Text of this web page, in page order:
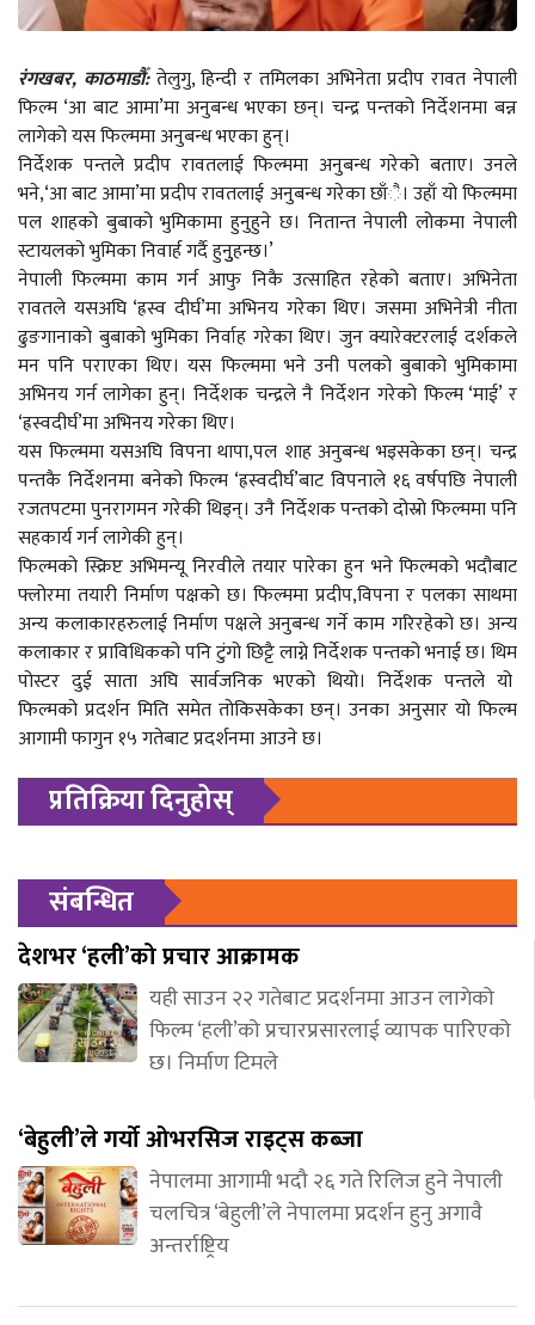
रंगखबर, काठमाडौँ:तेलुगु, हिन्दी र तमिलका अभिनेता प्रदीप रावत नेपाली
फिल्म ‘आ बाट आमा’मा अनुबन्ध भएका छन्। चन्द्र पन्तको निर्देशनमा बन्न
लागेको यस फिल्ममा अनुबन्ध भएका हुन्।
निर्देशक पन्तले प्रदीप रावतलाई फिल्ममा अनुबन्ध गरेको बताए। उनले
भने,‘आ बाट आमा’मा प्रदीप रावतलाई अनुबन्ध गरेका छाँै। उहाँ यो फिल्ममा
पल शाहको बुबाको भुमिकामा हुनुहुने छ। नितान्त नेपाली लोकमा नेपाली
स्टायलको भुमिका निवार्ह गर्दै हुनुुहन्छ।’
नेपाली फिल्ममा काम गर्न आफु निकै उत्साहित रहेको बताए। अभिनेता
रावतले यसअघि ‘ह्रस्व दीर्घ’मा अभिनय गरेका थिए। जसमा अभिनेत्री नीता
ढुङगानाको बुबाको भुमिका निर्वाह गरेका थिए। जुन क्यारेक्टरलाई दर्शकले
मन पनि पराएका थिए। यस फिल्ममा भने उनी पलको बुबाको भुमिकामा
अभिनय गर्न लागेका हुन्। निर्देशक चन्द्रले नै निर्देशन गरेको फिल्म ‘माई’ र
‘ह्रस्वदीर्घ’मा अभिनय गरेका थिए।
यस फिल्ममा यसअघि विपना थापा,पल शाह अनुबन्ध भइसकेका छन्। चन्द्र
पन्तकै निर्देशनमा बनेको फिल्म ‘ह्रस्वदीर्घ’बाट विपनाले १६ वर्षपछि नेपाली
रजतपटमा पुनरागमन गरेकी थिइन्। उनै निर्देशक पन्तको दोस्रो फिल्ममा पनि
सहकार्य गर्न लागेकी हुन्।
फिल्मको स्क्रिप्ट अभिमन्यू निरवीले तयार पारेका हुन भने फिल्मको भदौबाट
फ्लोरमा तयारी निर्माण पक्षको छ। फिल्ममा प्रदीप,विपना र पलका साथमा
अन्य कलाकारहरुलाई निर्माण पक्षले अनुबन्ध गर्ने काम गरिरहेको छ। अन्य
कलाकार र प्राविधिकको पनि टुंगो छिट्टै लाग्ने निर्देशक पन्तको भनाई छ। थिम
पोस्टर दुई साता अघि सार्वजनिक भएको थियो। निर्देशक पन्तले यो
फिल्मको प्रदर्शन मिति समेत तोकिसकेका छन्। उनका अनुसार यो फिल्म
आगामी फागुन १५ गतेबाट प्रदर्शनमा आउने छ।
प्रतिक्रिया दिनुहोस्
संबन्धित
देशभर ‘हली’को प्रचार आक्रामक
यही साउन २२ गतेबाट प्रदर्शनमा आउन लागेको
फिल्म ‘हली’को प्रचारप्रसारलाई व्यापक पारिएको
छ। निर्माण टिमले
‘बेहुली’ले गर्यो ओभरसिज राइट्स कब्जा
नेपालमा आगामी भदौ २६ गते रिलिज हुने नेपाली
चलचित्र ‘बेहुली’ले नेपालमा प्रदर्शन हुनु अगावै
अन्तर्राष्ट्रिय